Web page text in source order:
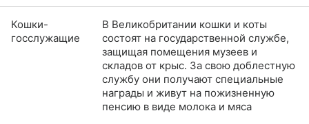
Кошки-
госслужащие
В Великобритании кошки и коты
состоят на государственной службе,
защищая помещения музеев и
складов от крыс. За свою доблестную
службу они получают специальные
награды и живут на пожизненную
пенсию в виде молока и мяса